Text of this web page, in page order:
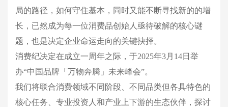
局的路径，如何守住基本，同时又能不断寻找新的的增
长，已然成为每一位消费品创始人亟待破解的核心谜
题，也是决定企业命运走向的关键抉择。
消费纪决定在成立一周年之际，于2025年3月14日举
办“中国品牌「万物奔腾」未来峰会”。
我们将联合消费领域不同阶段、不同品类但各具特色的
核心任务、专业投资人和产业上下游的生态伙伴，探讨